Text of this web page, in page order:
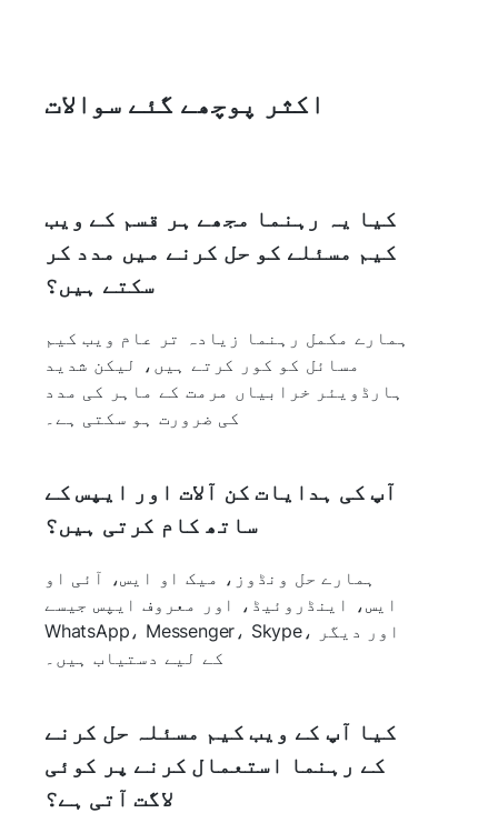
اکثر پوچھے گئے سوالات
کیا یہ رہنما مجھے ہر قسم کے ویب
کیم مسئلے کو حل کرنے میں مدد کر
سکتے ہیں؟
ہمارے مکمل رہنما زیادہ تر عام ویب کیم
مسائل کو کور کرتے ہیں، لیکن شدید
ہارڈویئر خرابیاں مرمت کے ماہر کی مدد
کی ضرورت ہو سکتی ہے۔
آپ کی ہدایات کن آلات اور ایپس کے
ساتھ کام کرتی ہیں؟
ہمارے حل ونڈوز، میک او ایس، آئی او
ایس، اینڈروئیڈ، اور معروف ایپس جیسے
WhatsApp، Messenger، Skype، اور دیگر
کے لیے دستیاب ہیں۔
کیا آپ کے ویب کیم مسئلہ حل کرنے
کے رہنما استعمال کرنے پر کوئی
لاگت آتی ہے؟